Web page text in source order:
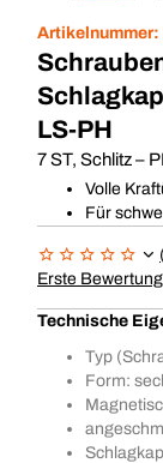
Artikelnummer:
LS-PH
7 ST, Schlitz –
Volle
Für
Erste
Technische
Typ
Form: